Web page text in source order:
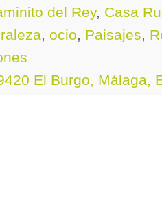
del Rey, Casa
, ocio, Paisajes,
El Burgo, Málaga,